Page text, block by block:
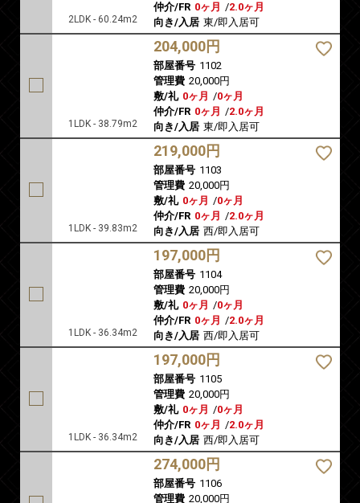
2LDK - 60.24m2
仲介/FR 0ヶ月 /2.0ヶ月
向き/入居 東/即入居可
1LDK - 38.79m2
204,000円
部屋番号 1102
管理費 20,000円
敷/礼 0ヶ月 /0ヶ月
仲介/FR 0ヶ月 /2.0ヶ月
向き/入居 東/即入居可
1LDK - 39.83m2
219,000円
部屋番号 1103
管理費 20,000円
敷/礼 0ヶ月 /0ヶ月
仲介/FR 0ヶ月 /2.0ヶ月
向き/入居 西/即入居可
1LDK - 36.34m2
197,000円
部屋番号 1104
管理費 20,000円
敷/礼 0ヶ月 /0ヶ月
仲介/FR 0ヶ月 /2.0ヶ月
向き/入居 西/即入居可
1LDK - 36.34m2
197,000円
部屋番号 1105
管理費 20,000円
敷/礼 0ヶ月 /0ヶ月
仲介/FR 0ヶ月 /2.0ヶ月
向き/入居 西/即入居可
274,000円
部屋番号 1106
管理費 20,000円